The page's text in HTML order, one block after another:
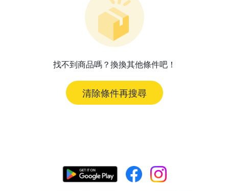
找不到商品嗎？換換其他條件吧！
清除條件再搜尋